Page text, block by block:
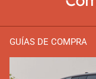
GUÍAS DE COMPRA